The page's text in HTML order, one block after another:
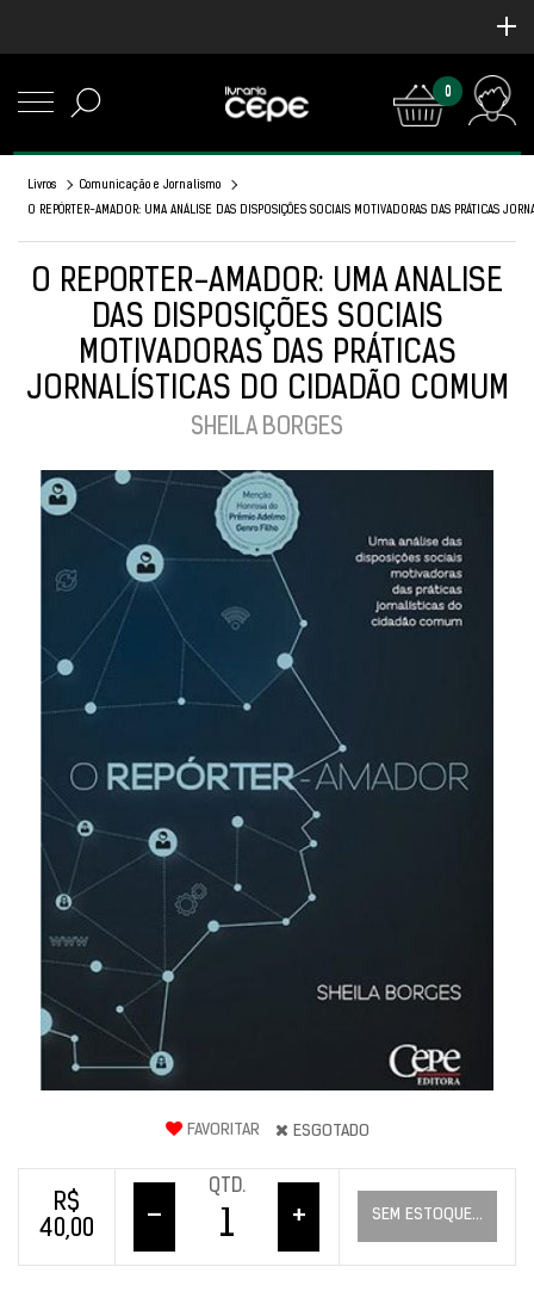
0
Livros
Comunicação e Jornalismo
O REPÓRTER-AMADOR: UMA ANÁLISE DAS DISPOSIÇÕES SOCIAIS MOTIVADORAS DAS PRÁTICAS
O REPÓRTER-AMADOR: UMA ANÁLISE
DAS DISPOSIÇÕES SOCIAIS
MOTIVADORAS DAS PRÁTICAS
JORNALÍSTICAS DO CIDADÃO COMUM
SHEILA BORGES
FAVORITAR ESGOTADO
R$
40,00
–
QTD.
+ SEM ESTOQUE...